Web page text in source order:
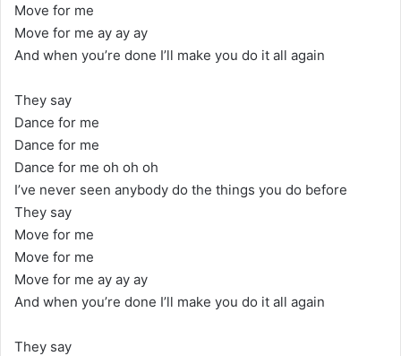
Move for me
Move for me ay ay ay
And when you’re done I’ll make you do it all again
They say
Dance for me
Dance for me
Dance for me oh oh oh
I’ve never seen anybody do the things you do before
They say
Move for me
Move for me
Move for me ay ay ay
And when you’re done I’ll make you do it all again
They say